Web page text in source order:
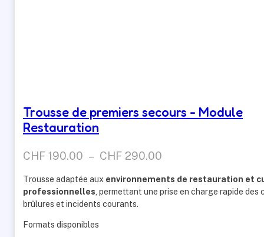
Trousse de premiers secours - Module
Restauration
CHF190.00 – CHF290.00Plage
prix :
Trousse adaptée aux environnements de restauration et
professionnelles , permettant une prise en charge rapide des
brûlures et incidents courants.
Formats disponibles